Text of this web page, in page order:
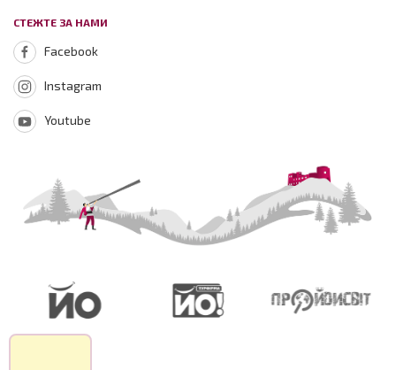
СТЕЖТЕ ЗА НАМИ
Facebook
Instagram
Youtube